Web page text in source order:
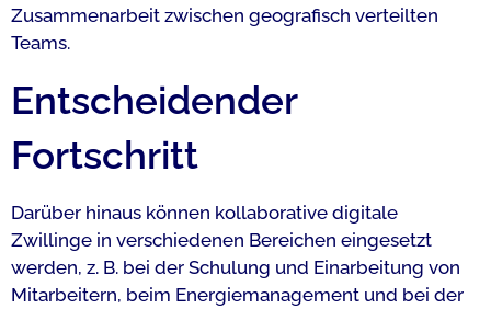
Zusammenarbeit zwischen geografisch verteilten
Teams.
Entscheidender
Fortschritt
Darüber hinaus können kollaborative digitale
Zwillinge in verschiedenen Bereichen eingesetzt
werden, z. B. bei der Schulung und Einarbeitung von
Mitarbeitern, beim Energiemanagement und bei der